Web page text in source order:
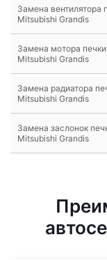
Замена вентилятора
Mitsubishi Grandis
Замена мотора печки
Mitsubishi Grandis
Замена радиатора
Mitsubishi Grandis
Замена заслонок
Mitsubishi Grandis